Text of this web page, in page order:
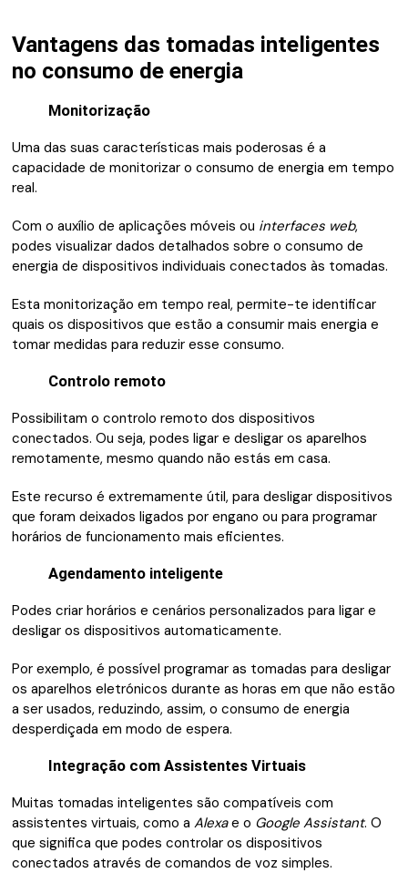
Vantagens das tomadas inteligentes
no consumo de energia
Monitorização
Uma das suas características mais poderosas é a
capacidade de monitorizar o consumo de energia em tempo
real.
Com o auxílio de aplicações móveis ou interfaces web,
podes visualizar dados detalhados sobre o consumo de
energia de dispositivos individuais conectados às tomadas.
Esta monitorização em tempo real, permite-te identificar
quais os dispositivos que estão a consumir mais energia e
tomar medidas para reduzir esse consumo.
Controlo remoto
Possibilitam o controlo remoto dos dispositivos
conectados. Ou seja, podes ligar e desligar os aparelhos
remotamente, mesmo quando não estás em casa.
Este recurso é extremamente útil, para desligar dispositivos
que foram deixados ligados por engano ou para programar
horários de funcionamento mais eficientes.
Agendamento inteligente
Podes criar horários e cenários personalizados para ligar e
desligar os dispositivos automaticamente.
Por exemplo, é possível programar as tomadas para desligar
os aparelhos eletrónicos durante as horas em que não estão
a ser usados, reduzindo, assim, o consumo de energia
desperdiçada em modo de espera.
Integração com Assistentes Virtuais
Muitas tomadas inteligentes são compatíveis com
assistentes virtuais, como aAlexae o Google Assistant. O
que significa que podes controlar os dispositivos
conectados através de comandos de voz simples.